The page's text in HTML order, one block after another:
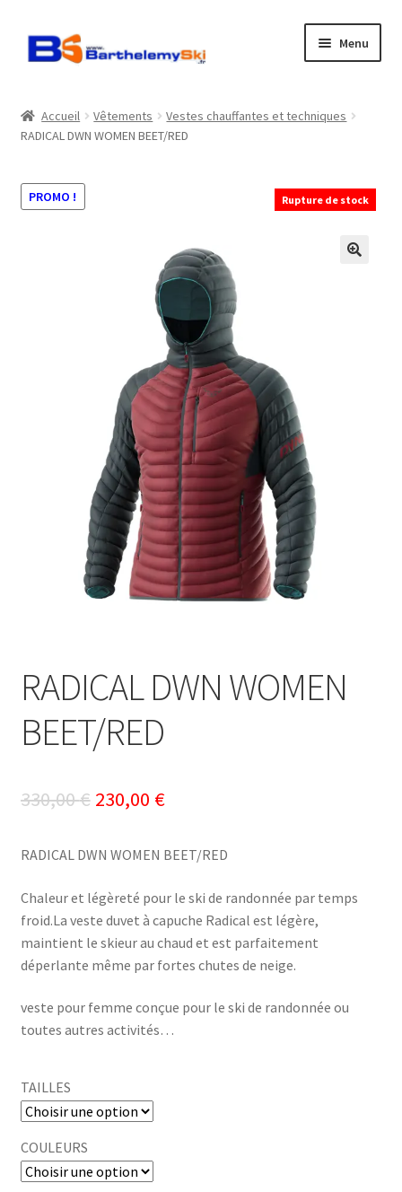
Aller
Aller
Menu
Atelier
Location
Accueil Vêtements
Vestes chauffantes et techniques
RADICAL DWN WOMEN BEET/RED
PROMO !
RADICAL DWN WOMEN
BEET/RED
330,00€ Le
initial
était :
330,00 €.
230,00 €Le
actuel
est :
230,00 €.
Rupture de stock
RADICAL DWN WOMEN BEET/RED
Chaleur et légèreté pour le ski de randonnée par temps
froid.La veste duvet à capuche Radical est légère,
maintient le skieur au chaud et est parfaitement
déperlante même par fortes chutes de neige.
veste pour femme conçue pour le ski de randonnée ou
toutes autres activités…
TAILLES
COULEURS